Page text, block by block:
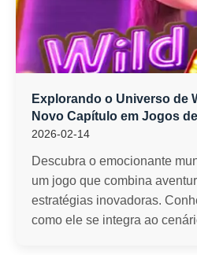
Explorando o Universo de
Novo Capítulo em Jogos
2026-02-14
Descubra o emocionante
um jogo que combina
estratégias inovadoras.
como ele se integra ao